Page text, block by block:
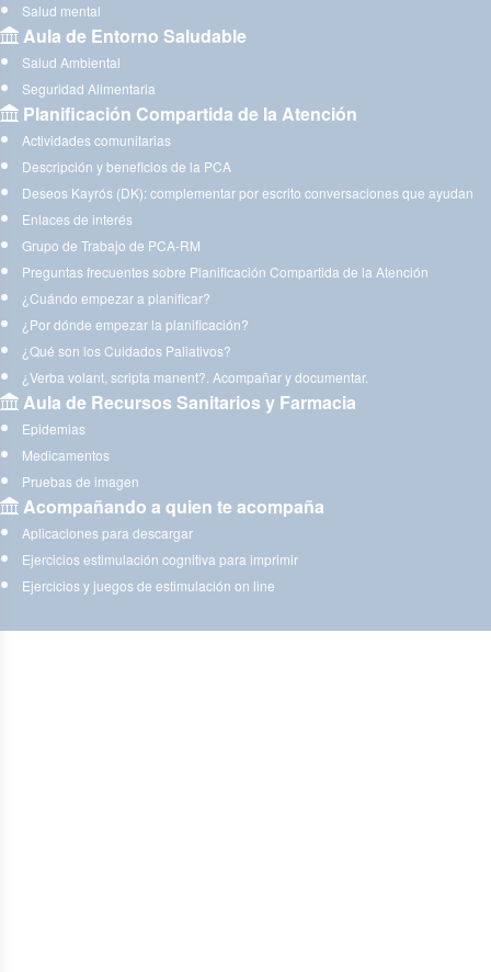
Salud mental
Aula de Entorno Saludable
Salud Ambiental
Seguridad Alimentaria
Planificación Compartida de la Atención
Actividades comunitarias
Descripción y beneficios de la PCA
Deseos Kayrós (DK): complementar por escrito conversaciones que ayudan
Enlaces de interés
Grupo de Trabajo de PCA-RM
Preguntas frecuentes sobre Planificación Compartida de la Atención
¿Cuándo empezar a planificar?
¿Por dónde empezar la planificación?
¿Qué son los Cuidados Paliativos?
¿Verba volant, scripta manent?. Acompañar y documentar.
Aula de Recursos Sanitarios y Farmacia
Epidemias
Medicamentos
Pruebas de imagen
Acompañando a quien te acompaña
Aplicaciones para descargar
Ejercicios estimulación cognitiva para imprimir
Ejercicios y juegos de estimulación on line